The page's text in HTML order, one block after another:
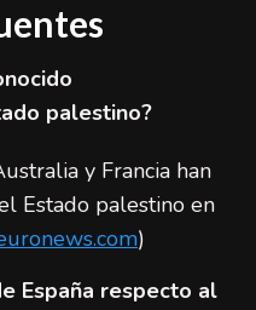
palestino?
y Francia han
Estado palestino en
)
España respecto al